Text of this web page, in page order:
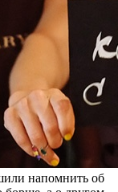
напомнить об